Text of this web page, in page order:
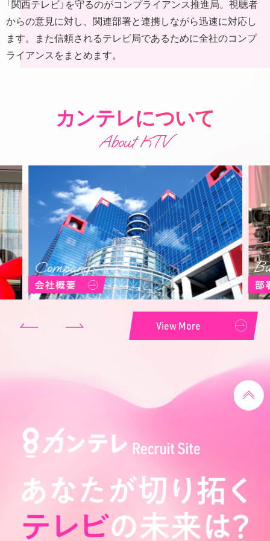
「関西テレビ」を守るのがコンプライアンス推進局。視聴者
からの意見に対し、関連部署と連携しながら迅速に対応し
ます。また信頼されるテレビ局であるために全社のコンプ
ライアンスをまとめます。
カンテレについて
About KTV
View More